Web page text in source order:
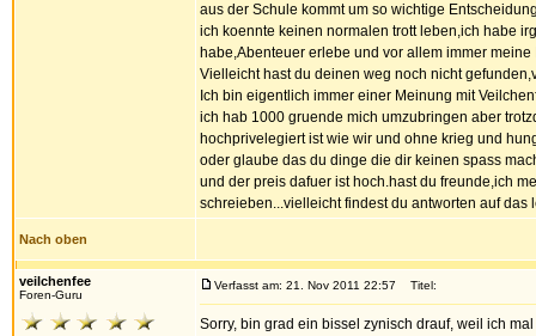
aus der Schule kommt um so wichtige
ich koennte keinen normalen trott leben,ich habe
habe,Abenteuer erlebe und vor allem immer
Vielleicht hast du deinen weg noch nicht
Ich bin eigentlich immer einer Meinung mit
ich hab 1000 gruende mich umzubringen aber
hochprivelegiert ist wie wir und ohne krieg und
oder glaube das du dinge die dir keinen spass
und der preis dafuer ist hoch.hast du freunde,ich
schreieben...vielleicht findest du antworten auf
Nach oben
veilchenfee
Foren-Guru
Verfasst am: 21. Nov 2011 22:57 Titel:
Sorry, bin grad ein bissel zynisch drauf, weil ich